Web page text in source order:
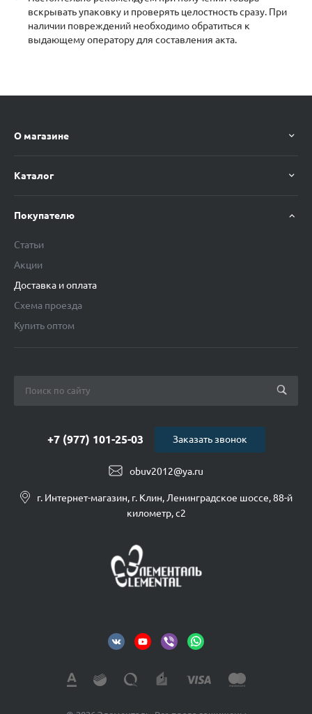
вскрывать упаковку и проверять целостность сразу. При
наличии повреждений необходимо обратиться к
выдающему оператору для составления акта.
О магазине
Каталог
Покупателю
Статьи
Акции
Доставка и оплата
Схема проезда
Купить оптом
obuv2012@ya.ru
+7 (977) 101-25-03
г. Интернет-магазин, г. Клин, Ленинградское шоссе, 88-й
километр, с2
Заказать звонок